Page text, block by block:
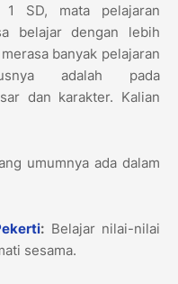
SD, mata pelajaran
belajar dengan lebih
banyak pelajaran
adalah pada
dan karakter. Kalian
umumnya ada dalam
: Belajar nilai-nilai
sesama.